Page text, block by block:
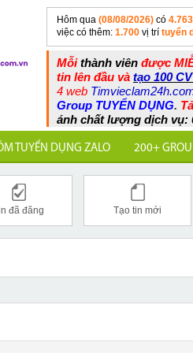
Hôm qua (08/08/2026) có 4.763
việc có thêm: 1.700 vị trí tuyển
Mỗithành viên được
tin lên đầu và tạo 100
4 web
Group TUYỂN DỤNG.
ánh chất lượng dịch vụ:
TUYỂN DỤNG ZALO 200+
đã đăng Tạo tin mới